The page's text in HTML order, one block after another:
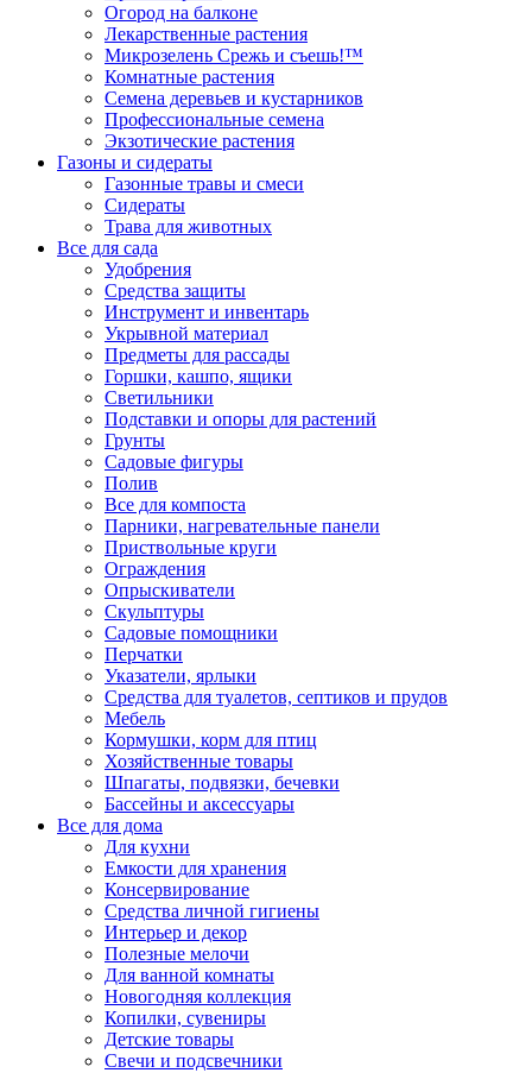
Огород на балконе
Лекарственные растения
Микрозелень Срежь и съешь!™
Комнатные растения
Семена деревьев и кустарников
Профессиональные семена
Экзотические растения
Газоны и сидераты
Газонные травы и смеси
Сидераты
Трава для животных
Все для сада
Удобрения
Средства защиты
Инструмент и инвентарь
Укрывной материал
Предметы для рассады
Горшки, кашпо, ящики
Светильники
Подставки и опоры для растений
Грунты
Садовые фигуры
Полив
Все для компоста
Парники, нагревательные панели
Приствольные круги
Ограждения
Опрыскиватели
Скульптуры
Садовые помощники
Перчатки
Указатели, ярлыки
Средства для туалетов, септиков и прудов
Мебель
Кормушки, корм для птиц
Хозяйственные товары
Шпагаты, подвязки, бечевки
Бассейны и аксессуары
Все для дома
Для кухни
Емкости для хранения
Консервирование
Средства личной гигиены
Интерьер и декор
Полезные мелочи
Для ванной комнаты
Новогодняя коллекция
Копилки, сувениры
Детские товары
Свечи и подсвечники